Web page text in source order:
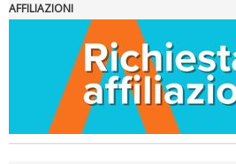
AFFILIAZIONI